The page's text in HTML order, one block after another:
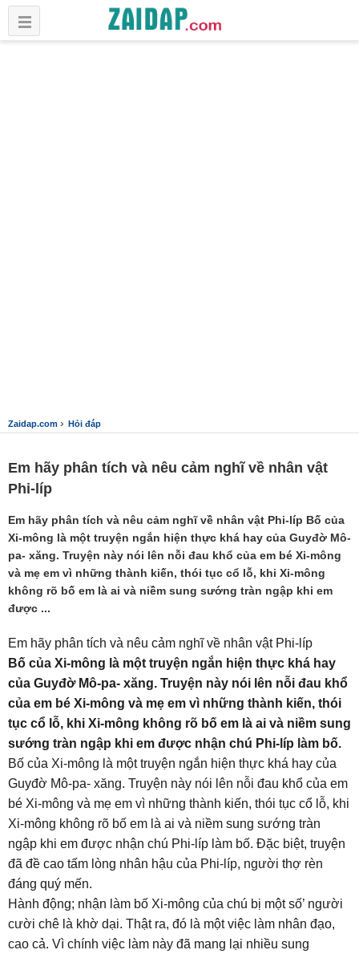
Zaidap.com › Hỏi đáp
Em hãy phân tích và nêu cảm nghĩ về nhân vật
Phi-líp
Em hãy phân tích và nêu cảm nghĩ về nhân vật Phi-líp Bố của
Xi-mông là một truyện ngắn hiện thực khá hay của Guyđờ Mô-
pa- xăng. Truyện này nói lên nỗi đau khổ của em bé Xi-mông
và mẹ em vì những thành kiến, thói tục cổ lỗ, khi Xi-mông
không rõ bố em là ai và niềm sung sướng tràn ngập khi em
được ...
Em hãy phân tích và nêu cảm nghĩ về nhân vật Phi-líp
Bố của Xi-mông là một truyện ngắn hiện thực khá hay
của Guyđờ Mô-pa- xăng. Truyện này nói lên nỗi đau khổ
của em bé Xi-mông và mẹ em vì những thành kiến, thói
tục cổ lỗ, khi Xi-mông không rõ bố em là ai và niềm sung
sướng tràn ngập khi em được nhận chú Phi-líp làm bố.
Bố của Xi-mông là một truyện ngắn hiện thực khá hay của
Guyđờ Mô-pa- xăng. Truyện này nói lên nỗi đau khổ của em
bé Xi-mông và mẹ em vì những thành kiến, thói tục cổ lỗ, khi
Xi-mông không rõ bố em là ai và niềm sung sướng tràn
ngập khi em được nhận chú Phi-líp làm bố. Đặc biệt, truyện
đã đề cao tấm lòng nhân hậu của Phi-líp, người thợ rèn
đáng quý mến.
Hành động; nhận làm bố Xi-mông của chú bị một số’ người
cười chê là khờ dại. Thật ra, đó là một việc làm nhân đạo,
cao cả. Vì chính việc làm này đã mang lại nhiều sung